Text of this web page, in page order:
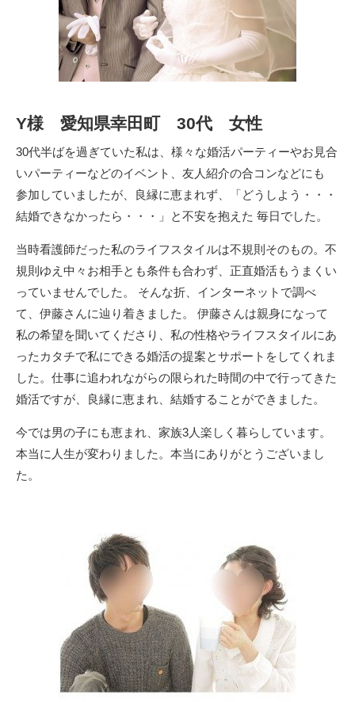
Y様 愛知県幸田町 30代 女性
30代半ばを過ぎていた私は、様々な婚活パーティーやお見合
いパーティーなどのイベント、友人紹介の合コンなどにも
参加していましたが、良縁に恵まれず、「どうしよう・・・
結婚できなかったら・・・」と不安を抱えた 毎日でした。
当時看護師だった私のライフスタイルは不規則そのもの。不
規則ゆえ中々お相手とも条件も合わず、正直婚活もうまくい
っていませんでした。 そんな折、インターネットで調べ
て、伊藤さんに辿り着きました。 伊藤さんは親身になって
私の希望を聞いてくださり、私の性格やライフスタイルにあ
ったカタチで私にできる婚活の提案とサポートをしてくれま
した。仕事に追われながらの限られた時間の中で行ってきた
婚活ですが、良縁に恵まれ、結婚することができました。
今では男の子にも恵まれ、家族3人楽しく暮らしています。
本当に人生が変わりました。本当にありがとうございまし
た。